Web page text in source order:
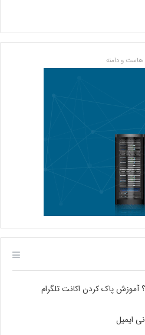
و دامنه
آموزش پاک کردن اکانت تلگرام
ایمیل